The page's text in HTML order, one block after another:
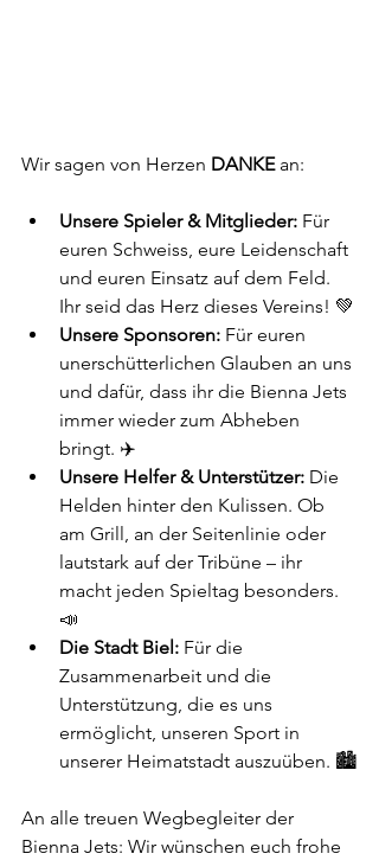
Wir sagen von Herzen DANKE an:
Unsere Spieler & Mitglieder: Für
euren Schweiss, eure Leidenschaft
und euren Einsatz auf dem Feld.
Ihr seid das Herz dieses Vereins! 💚
Unsere Sponsoren: Für euren
unerschütterlichen Glauben an uns
und dafür, dass ihr die Bienna Jets
immer wieder zum Abheben
bringt. ✈️
Unsere Helfer & Unterstützer: Die
Helden hinter den Kulissen. Ob
am Grill, an der Seitenlinie oder
lautstark auf der Tribüne – ihr
macht jeden Spieltag besonders.
📣
Die Stadt Biel: Für die
Zusammenarbeit und die
Unterstützung, die es uns
ermöglicht, unseren Sport in
unserer Heimatstadt auszuüben. 🏙️
An alle treuen Wegbegleiter der
Bienna Jets: Wir wünschen euch frohe